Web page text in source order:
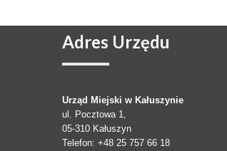
Adres Urzędu
Urząd Miejski w Kałuszynie
ul. Pocztowa 1,
05-310 Kałuszyn
Telefon: +48 25 757 66 18